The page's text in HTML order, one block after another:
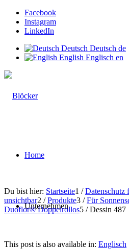
Facebook
Instagram
LinkedIn
Deutsch Deutsch de
English Englisch en
Home
Unternehmen
Du bist hier: Startseite1 / Datenschutz
unsichtbar2 / Produkte3 / Für
Duoflor® Doppelrollos5 / Dessin 487
This post is also available in: Englisch